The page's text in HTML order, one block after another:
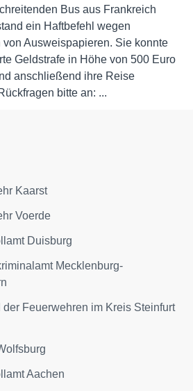
Bus aus Frankreich
ein Haftbefehl wegen
von Ausweispapieren. Sie konnte
Geldstrafe in Höhe von 500 Euro
anschließend ihre Reise
bitte an: ...
Kaarst
Voerde
Duisburg
Mecklenburg-
der Feuerwehren im Kreis Steinfurt
Aachen